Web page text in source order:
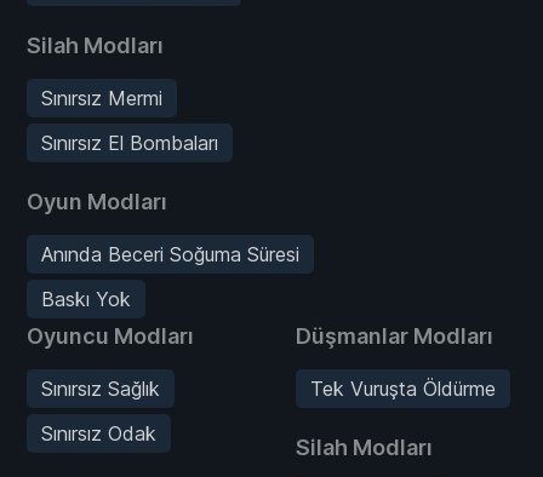
Silah Modları
Sınırsız Mermi
Sınırsız El Bombaları
Oyun Modları
Anında Beceri Soğuma Süresi
Baskı Yok
Oyuncu Modları
Sınırsız Sağlık
Sınırsız Odak
Düşmanlar Modları
Tek Vuruşta Öldürme
Silah Modları